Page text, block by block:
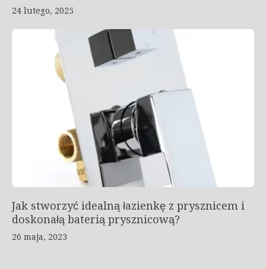
24 lutego, 2025
Jak stworzyć idealną łazienkę z prysznicem i
doskonałą baterią prysznicową?
26 maja, 2023